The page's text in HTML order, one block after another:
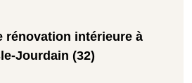
rénovation intérieure à
Jourdain (32)